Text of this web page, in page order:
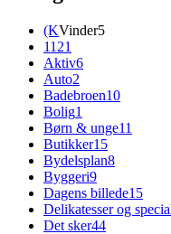
(KVinder5
1121
Aktiv6
Auto2
Badebroen10
Bolig1
Børn & unge11
Butikker15
Bydelsplan8
Byggeri9
Dagens billede15
Delikatesser og
Det sker44